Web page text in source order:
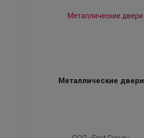
Металлические двери